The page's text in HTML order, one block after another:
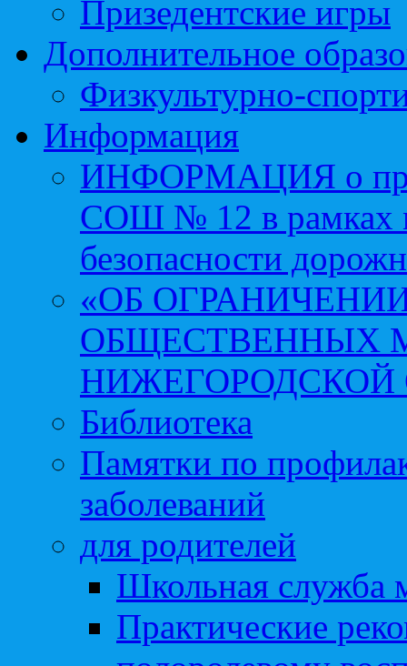
Призедентские игры
Дополнительное
Физкультурно-
Информация
ИНФОРМАЦИЯ о
СОШ № 12 в рамках
безопасности
«ОБ
ОБЩЕСТВЕННЫХ
НИЖЕГОРОДСКОЙ
Библиотека
Памятки по
заболеваний
для родителей
Школьная служба
Практические